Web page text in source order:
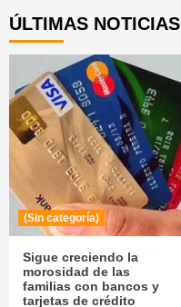
ÚLTIMAS NOTICIAS
(Sin categoría)
Sigue creciendo la
morosidad de las
familias con bancos y
tarjetas de crédito